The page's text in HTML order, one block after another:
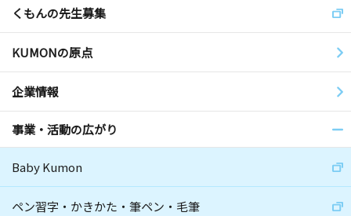
くもんの先生募集
KUMONの原点
企業情報
事業・活動の広がり
Baby Kumon
ペン習字・かきかた・筆ペン・毛筆